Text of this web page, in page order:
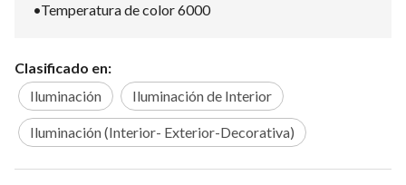
•Temperatura de color 6000
Clasificado en:
Iluminación
Iluminación de Interior
Iluminación (Interior- Exterior-Decorativa)